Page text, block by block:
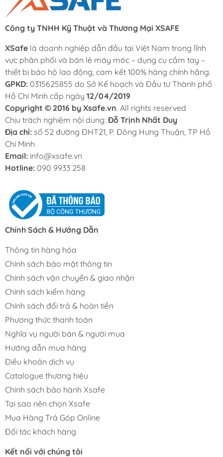
Công ty TNHH Kỹ Thuật và Thương Mại XSAFE
XSafe là doanh nghiệp dẫn đầu tại Việt Nam trong lĩnh
vực phân phối và bán lẻ máy móc – dụng cụ cầm tay –
thiết bị bảo hộ lao động, cam kết 100% hàng chính hãng.
GPKD: 0315625855 do Sở Kế hoạch và Đầu tư Thành phố
Hồ Chí Minh cấp ngày 12/04/2019
Copyright © 2016 by Xsafe.vn. All rights reserved
Chịu trách nghiệm nội dung: Đỗ Trịnh Nhất Duy
Địa chỉ: số 52 đường ĐHT21, P. Đông Hưng Thuận, TP Hồ
Chí Minh
Email: info@xsafe.vn
Hotline: 090 9933 258
Chính Sách & Hướng Dẫn
Thông tin hàng hóa
Chính sách bảo mật thông tin
Chính sách vận chuyển & giao nhận
Chính sách kiểm hàng
Chính sách đổi trả & hoàn tiền
Phương thức thanh toán
Nghĩa vụ người bán & người mua
Hướng dẫn mua hàng
Điều khoản dịch vụ
Catalogue thương hiệu
Chính sách bảo hành Xsafe
Tại sao nên chọn Xsafe
Mua Hàng Trả Góp Online
Đối tác khách hàng
Kết nối với chúng tôi